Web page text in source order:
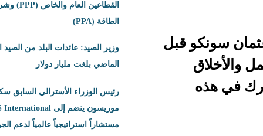
القطاعين العام والخاص (PPP) وشراء
وزير الصيد: عائدات البلد من الصيد العام
الماضي بلغت مليار دولار
رئيس الوزراء الأسترالي السابق سكوت
موريسون ينضم إلى BLS International
مستشاراً استراتيجياً عالمياً لدعم الجودة
قبل